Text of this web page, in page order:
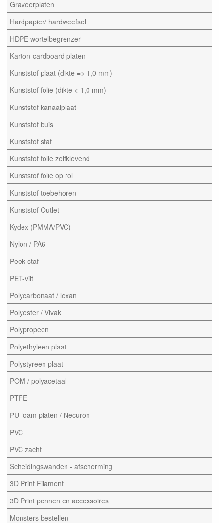
Graveerplaten
Hardpapier/ hardweefsel
HDPE wortelbegrenzer
Karton-cardboard platen
Kunststof plaat (dikte => 1,0 mm)
Kunststof folie (dikte < 1,0 mm)
Kunststof kanaalplaat
Kunststof buis
Kunststof staf
Kunststof folie zelfklevend
Kunststof folie op rol
Kunststof toebehoren
Kunststof Outlet
Kydex (PMMA/PVC)
Nylon / PA6
Peek staf
PET-vilt
Polycarbonaat / lexan
Polyester / Vivak
Polypropeen
Polyethyleen plaat
Polystyreen plaat
POM / polyacetaal
PTFE
PU foam platen / Necuron
PVC
PVC zacht
Scheidingswanden - afscherming
3D Print Filament
3D Print pennen en accessoires
Monsters bestellen